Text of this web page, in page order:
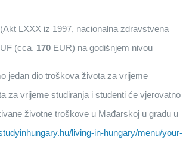
LXXX iz 1997, nacionalna zdravstvena
(cca. 170 EUR) na godišnjem nivou
jedan dio troškova života za vrijeme
za vrijeme studiranja i studenti će vjerovatno
životne troškove u Mađarskoj u gradu u
living-in-hungary/menu/your-